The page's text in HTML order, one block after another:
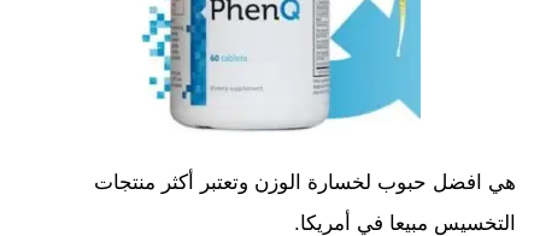
هي افضل حبوب لخسارة الوزن وتعتبر أكثر منتجات
التخسيس مبيعا في أمريكا.